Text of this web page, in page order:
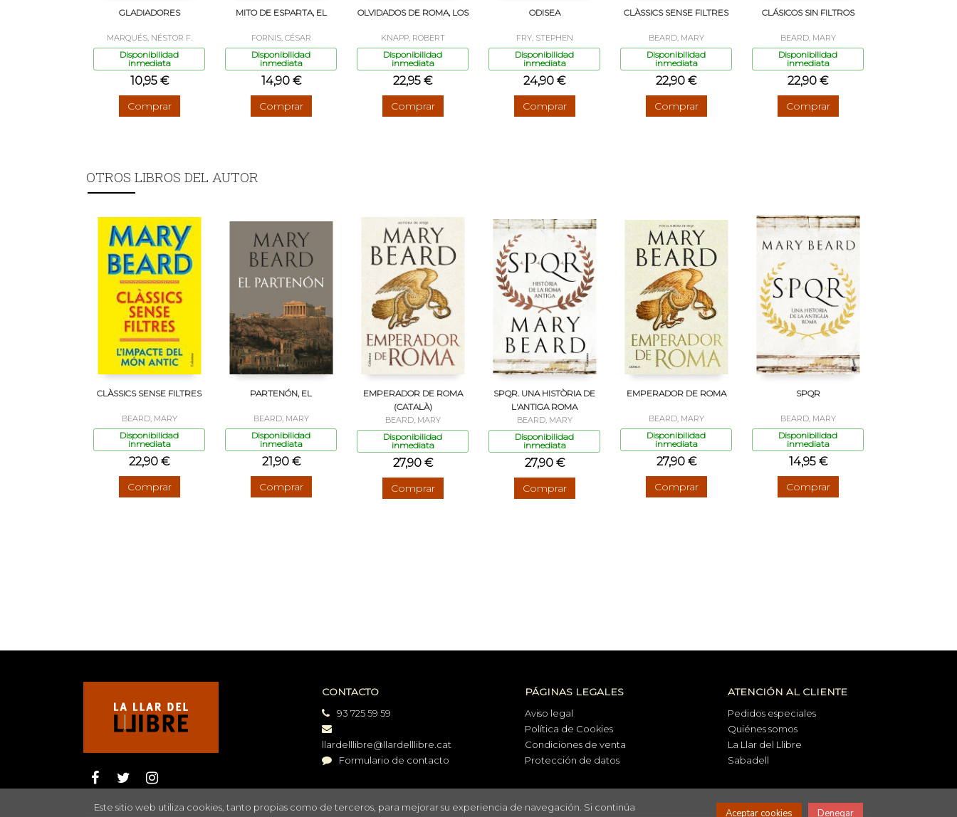
GLADIADORES
MARQUÉS, NÉSTOR F.
Disponibilidad
inmediata
10,95 €
Comprar
MITO DE ESPARTA, EL
FORNIS, CÉSAR
Disponibilidad
inmediata
14,90 €
Comprar
OLVIDADOS DE ROMA, LOS
KNAPP, ROBERT
Disponibilidad
inmediata
22,95 €
Comprar
ODISEA
FRY, STEPHEN
Disponibilidad
inmediata
24,90 €
Comprar
CLÀSSICS SENSE FILTRES
BEARD, MARY
Disponibilidad
inmediata
22,90 €
Comprar
CLÁSICOS SIN FILTROS
BEARD, MARY
Disponibilidad
inmediata
22,90 €
Comprar
OTROS LIBROS DEL AUTOR
CLÀSSICS SENSE FILTRES
BEARD, MARY
Disponibilidad
inmediata
22,90 €
Comprar
PARTENÓN, EL
BEARD, MARY
Disponibilidad
inmediata
21,90 €
Comprar
EMPERADOR DE ROMA
(CATALÀ)
BEARD, MARY
Disponibilidad
inmediata
27,90 €
Comprar
SPQR. UNA HISTÒRIA DE
L'ANTIGA ROMA
BEARD, MARY
Disponibilidad
inmediata
27,90 €
Comprar
EMPERADOR DE ROMA
BEARD, MARY
Disponibilidad
inmediata
27,90 €
Comprar
SPQR
BEARD, MARY
Disponibilidad
inmediata
14,95 €
Comprar
CONTACTO
93 725 59 59
llardelllibre@llardelllibre.cat
Formulario de contacto
PÁGINAS LEGALES
Aviso legal
Política de Cookies
Condiciones de venta
Protección de datos
ATENCIÓN AL CLIENTE
Pedidos especiales
Quiénes somos
La Llar del Llibre
Sabadell
Este sitio web utiliza cookies, tanto propias como de terceros, para mejorar su experiencia de navegación. Si continúa
Aceptar cookies Denegar